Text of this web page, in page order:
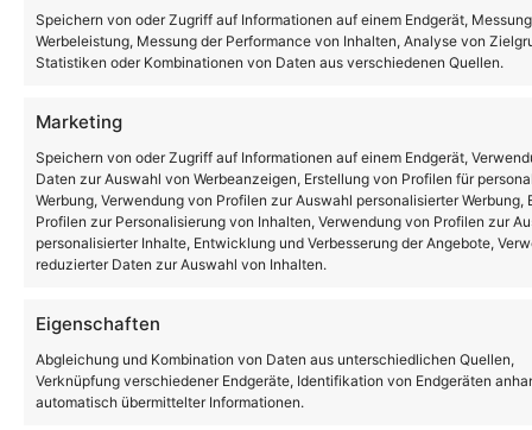
Speichern von oder Zugriff auf Informationen auf einem Endgerät,
Werbeleistung, Messung der Performance von Inhalten, Analyse von
Statistiken oder Kombinationen von Daten aus verschiedenen Quellen.
Marketing
Speichern von oder Zugriff auf Informationen auf einem Endgerät,
Daten zur Auswahl von Werbeanzeigen, Erstellung von Profilen für
Werbung, Verwendung von Profilen zur Auswahl personalisierter Werbung,
Profilen zur Personalisierung von Inhalten, Verwendung von Profilen zur
personalisierter Inhalte, Entwicklung und Verbesserung der Angebote,
reduzierter Daten zur Auswahl von Inhalten.
Eigenschaften
Abgleichung und Kombination von Daten aus unterschiedlichen Quellen,
Verknüpfung verschiedener Endgeräte, Identifikation von Endgeräten
automatisch übermittelter Informationen.
Häufig gestellte Fragen
(FAQ)